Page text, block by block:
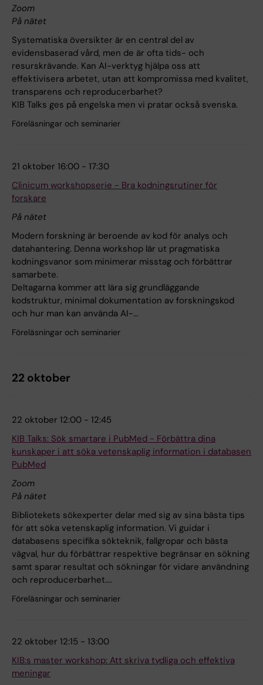
Zoom
På nätet
Systematiska översikter är en central del av
evidensbaserad vård, men de är ofta tids- och
resurskrävande. Kan AI-verktyg hjälpa oss att
effektivisera arbetet, utan att kompromissa med kvalitet,
transparens och reproducerbarhet?
KIB Talks ges på engelska men vi pratar också svenska.
Föreläsningar och seminarier
21 oktober 16:00 - 17:30
Clinicum workshopserie - Bra kodningsrutiner för
forskare
På nätet
Modern forskning är beroende av kod för analys och
datahantering. Denna workshop lär ut pragmatiska
kodningsvanor som minimerar misstag och förbättrar
samarbete.
Deltagarna kommer att lära sig grundläggande
kodstruktur, minimal dokumentation av forskningskod
och hur man kan använda AI-…
Föreläsningar och seminarier
22 oktober
22 oktober 12:00 - 12:45
KIB Talks: Sök smartare i PubMed - Förbättra dina
kunskaper i att söka vetenskaplig information i databasen
PubMed
Zoom
På nätet
Bibliotekets sökexperter delar med sig av sina bästa tips
för att söka vetenskaplig information. Vi guidar i
databasens specifika sökteknik, fallgropar och bästa
vägval, hur du förbättrar respektive begränsar en sökning
samt sparar resultat och sökningar för vidare användning
och reproducerbarhet.…
Föreläsningar och seminarier
22 oktober 12:15 - 13:00
KIB:s master workshop: Att skriva tydliga och effektiva
meningar